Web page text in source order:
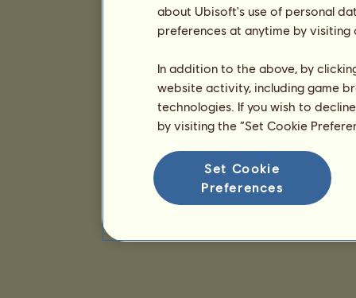
about Ubisoft's use of personal
preferences at anytime by
In addition to the above, by
website activity, including game
technologies. If you wish to
by visiting the “Set Cookie
Set Cookie
Preferences